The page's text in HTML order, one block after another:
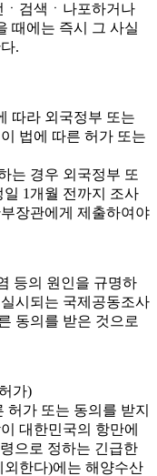
검색ㆍ나포하거나
때에는 즉시 그 사실
.
따라 외국정부 또는
법에 따른 허가 또는
는 경우 외국정부 또
1개월 전까지 조사
장관에게 제출하여야
등의 원인을 규명하
시되는 국제공동조사
동의를 받은 것으로
가)
가 또는 동의를 받지
대한민국의 항만에
으로 정하는 긴급한
한다)에는 해양수산